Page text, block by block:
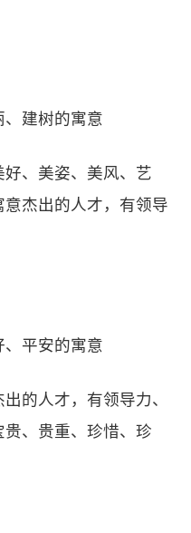
建树的寓意
、美姿、美风、艺
杰出的人才，有领导
平安的寓意
的人才，有领导力、
、贵重、珍惜、珍